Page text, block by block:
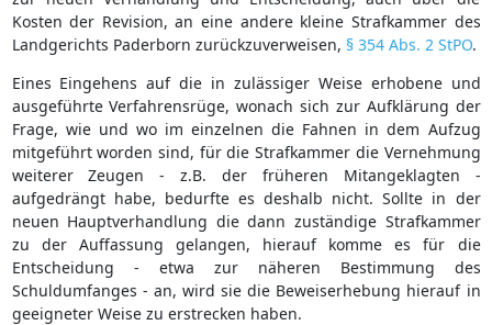
Kosten der Revision, an eine andere kleine Strafkammer des
Landgerichts Paderborn zurückzuverweisen, § 354 Abs. 2 StPO.
Eines Eingehens auf die in zulässiger Weise erhobene und
ausgeführte Verfahrensrüge, wonach sich zur Aufklärung der
Frage, wie und wo im einzelnen die Fahnen in dem Aufzug
mitgeführt worden sind, für die Strafkammer die Vernehmung
weiterer Zeugen - z.B. der früheren Mitangeklagten -
aufgedrängt habe, bedurfte es deshalb nicht. Sollte in der
neuen Hauptverhandlung die dann zuständige Strafkammer
zu der Auffassung gelangen, hierauf komme es für die
Entscheidung - etwa zur näheren Bestimmung des
Schuldumfanges - an, wird sie die Beweiserhebung hierauf in
geeigneter Weise zu erstrecken haben.